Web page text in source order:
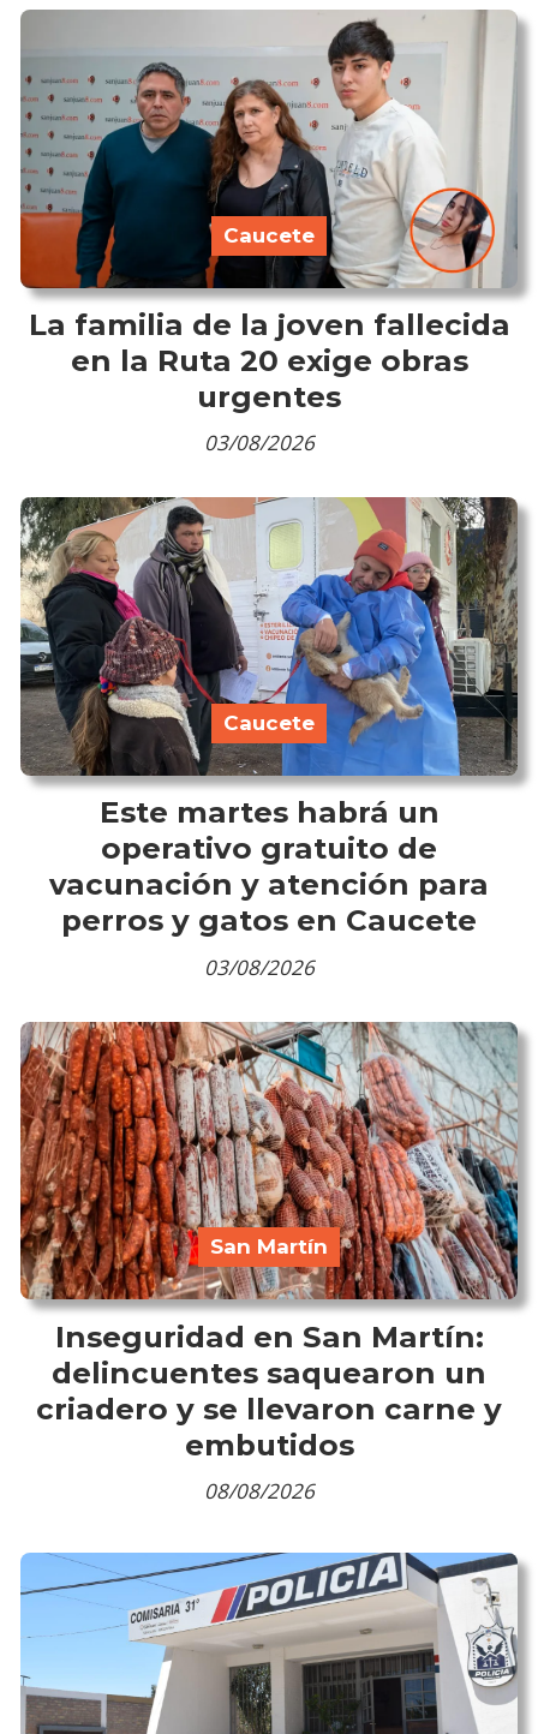
La familia de la joven fallecida
en la Ruta 20 exige obras
urgentes
Caucete
03/08/2026
Este martes habrá un
operativo gratuito de
vacunación y atención para
perros y gatos en Caucete
Caucete
03/08/2026
Inseguridad en San Martín:
delincuentes saquearon un
criadero y se llevaron carne y
embutidos
San Martín
08/08/2026